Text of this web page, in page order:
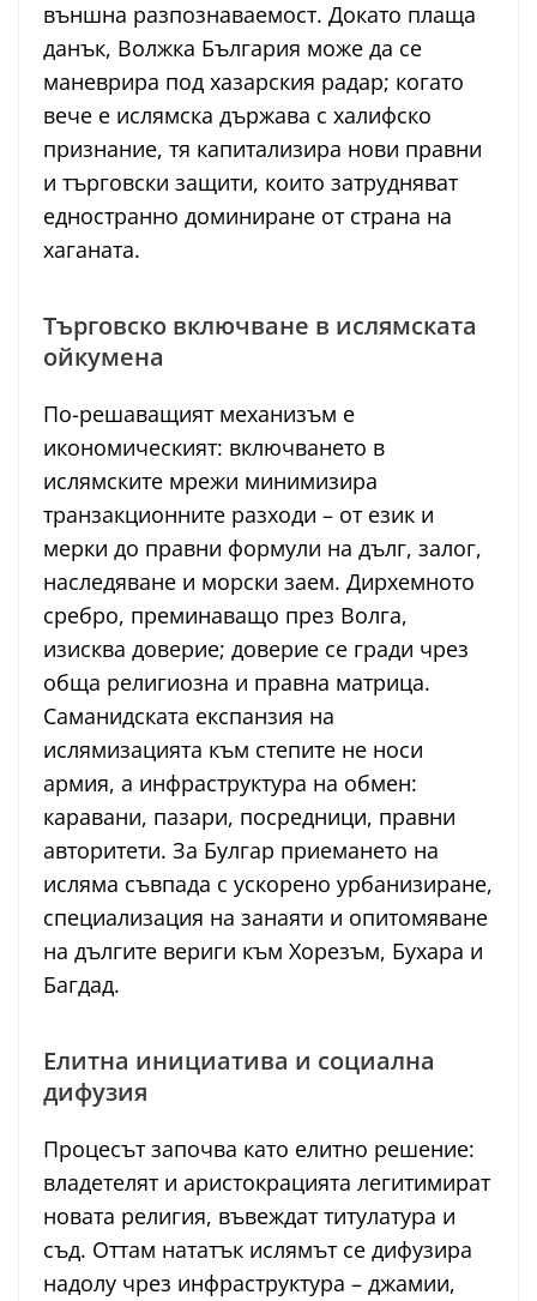
външна разпознаваемост. Докато плаща
данък, Волжка България може да се
маневрира под хазарския радар; когато
вече е ислямска държава с халифско
признание, тя капитализира нови правни
и търговски защити, които затрудняват
едностранно доминиране от страна на
хаганата.
Търговско включване в ислямската
ойкумена
По-решаващият механизъм е
икономическият: включването в
ислямските мрежи минимизира
транзакционните разходи – от език и
мерки до правни формули на дълг, залог,
наследяване и морски заем. Дирхемното
сребро, преминаващо през Волга,
изисква доверие; доверие се гради чрез
обща религиозна и правна матрица.
Саманидската експанзия на
ислямизацията към степите не носи
армия, а инфраструктура на обмен:
каравани, пазари, посредници, правни
авторитети. За Булгар приемането на
исляма съвпада с ускорено урбанизиране,
специализация на занаяти и опитомяване
на дългите вериги към Хорезъм, Бухара и
Багдад.
Елитна инициатива и социална
дифузия
Процесът започва като елитно решение:
владетелят и аристокрацията легитимират
новата религия, въвеждат титулатура и
съд. Оттам нататък ислямът се дифузира
надолу чрез инфраструктура – джамии,